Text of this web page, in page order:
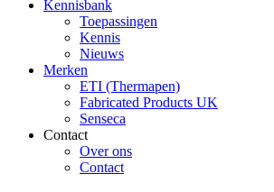
Kennisbank
Toepassingen
Kennis
Nieuws
Merken
ETI (Thermapen)
Fabricated Products UK
Senseca
Contact
Over ons
Contact